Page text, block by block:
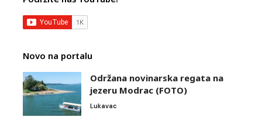
Novo na portalu
Održana novinarska regata na
jezeru Modrac (FOTO)
Lukavac